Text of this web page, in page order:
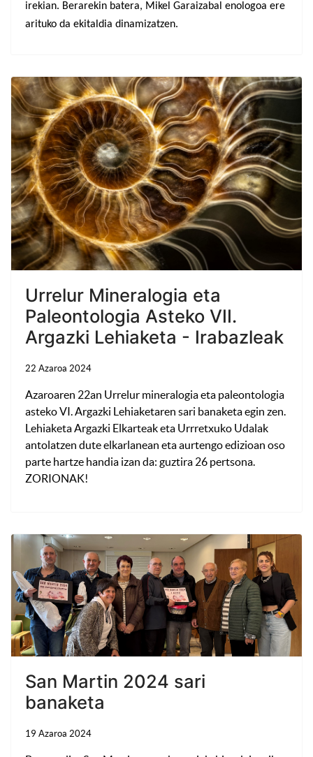
irekian. Berarekin batera, Mikel Garaizabal enologoa ere
arituko da ekitaldia dinamizatzen.
Urrelur Mineralogia eta
Paleontologia Asteko VII.
Argazki Lehiaketa - Irabazleak
22 Azaroa 2024
Azaroaren 22an Urrelur mineralogia eta paleontologia
asteko VI. Argazki Lehiaketaren sari banaketa egin zen.
Lehiaketa Argazki Elkarteak eta Urrretxuko Udalak
antolatzen dute elkarlanean eta aurtengo edizioan oso
parte hartze handia izan da: guztira 26 pertsona.
ZORIONAK!
San Martin 2024 sari
banaketa
19 Azaroa 2024